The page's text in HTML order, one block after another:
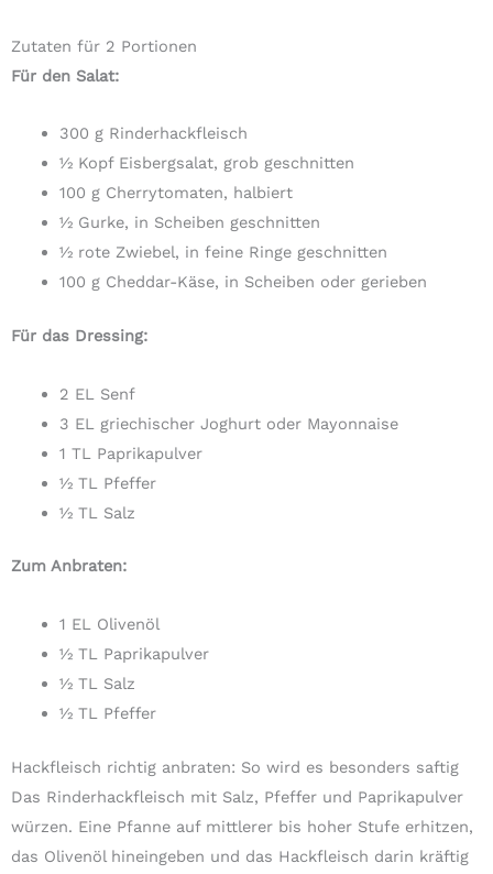
Zutaten für 2 Portionen
Für den Salat:
300 g Rinderhackfleisch
½ Kopf Eisbergsalat, grob geschnitten
100 g Cherrytomaten, halbiert
½ Gurke, in Scheiben geschnitten
½ rote Zwiebel, in feine Ringe geschnitten
100 g Cheddar-Käse, in Scheiben oder gerieben
Für das Dressing:
2 EL Senf
3 EL griechischer Joghurt oder Mayonnaise
1 TL Paprikapulver
½ TL Pfeffer
½ TL Salz
Zum Anbraten:
1 EL Olivenöl
½ TL Paprikapulver
½ TL Salz
½ TL Pfeffer
Hackfleisch richtig anbraten: So wird es besonders saftig
Das Rinderhackfleisch mit Salz, Pfeffer und Paprikapulver
würzen. Eine Pfanne auf mittlerer bis hoher Stufe erhitzen,
das Olivenöl hineingeben und das Hackfleisch darin kräftig